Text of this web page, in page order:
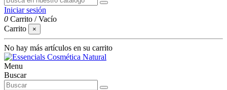
Iniciar sesión
0 Carrito /Vacío
Carrito
×
No hay más artículos en su carrito
Menu
Buscar